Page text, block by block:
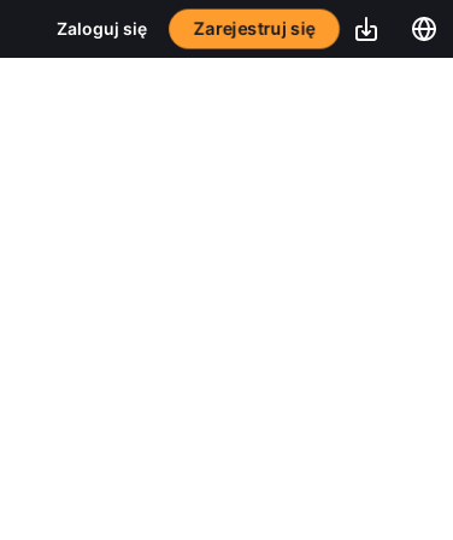
Zaloguj się Zarejestruj się